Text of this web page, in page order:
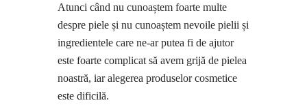
Atunci când nu cunoaștem foarte multe
despre piele și nu cunoaștem nevoile pielii și
ingredientele care ne-ar putea fi de ajutor
este foarte complicat să avem grijă de pielea
noastră, iar alegerea produselor cosmetice
este dificilă.